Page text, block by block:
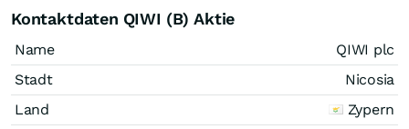
Kontaktdaten QIWI (B) Aktie
Name
QIWI plc
Stadt
Nicosia
Land
Zypern